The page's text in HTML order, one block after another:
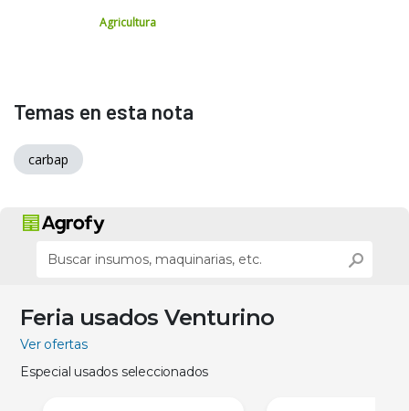
Agricultura
Temas en esta nota
carbap
Feria usados Venturino
Ver ofertas
Especial usados seleccionados